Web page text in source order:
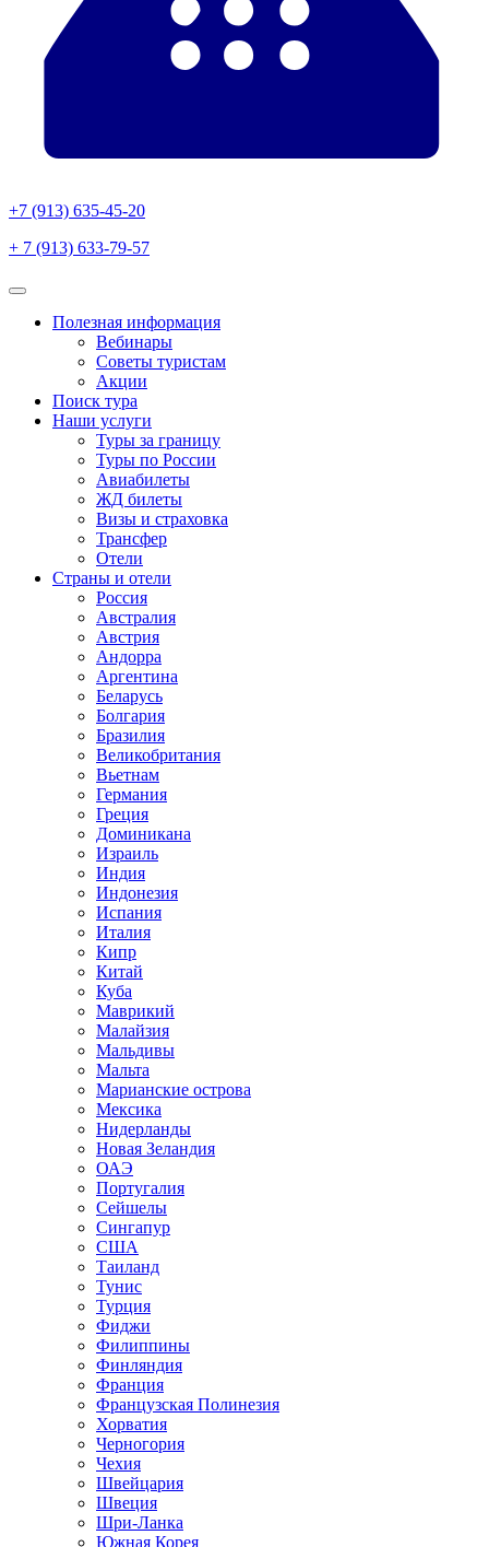
+7 (913) 635-45-20
+ 7 (913) 633-79-57
Полезная информация
Вебинары
Советы туристам
Акции
Поиск тура
Наши услуги
Туры за границу
Туры по России
Авиабилеты
ЖД билеты
Визы и страховка
Трансфер
Отели
Страны и отели
Россия
Австралия
Австрия
Андорра
Аргентина
Беларусь
Болгария
Бразилия
Великобритания
Вьетнам
Германия
Греция
Доминикана
Израиль
Индия
Индонезия
Испания
Италия
Кипр
Китай
Куба
Маврикий
Малайзия
Мальдивы
Мальта
Марианские острова
Мексика
Нидерланды
Новая Зеландия
ОАЭ
Португалия
Сейшелы
Сингапур
США
Таиланд
Тунис
Турция
Фиджи
Филиппины
Финляндия
Франция
Французская Полинезия
Хорватия
Черногория
Чехия
Швейцария
Швеция
Шри-Ланка
Южная Корея